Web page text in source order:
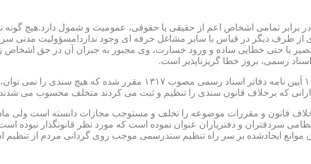
تمامی اشخاص اعم از حقیقی یا حقوقی، عمومیت و شمول دارد.هیچ گونه
طرف دیگر در قیاس با سایر مشاغل حرفه ای وجود ندارد!مسؤولیت مدنی
یا حتی خطایی ساده و ورود خسارت، وی مجبور به جبران آن در حق اشخاص
رسمی، بروز خطا گریزناپذیر است.
مبحث سوم): موانع موجود برای تنظیم اسناد رسمی مطابق ماده ۱۶ آیین نامه
که برخلاف قانون سندی را تنظیم و ثبت می کردند متخلف محسوب می
سردفتران و دفتریاران عنوان نموده است که مورد نظر قانونگذار نبوده
ایجادشده بر سر راه تنظیم سندرسمی موجب روی گردانی مردم از